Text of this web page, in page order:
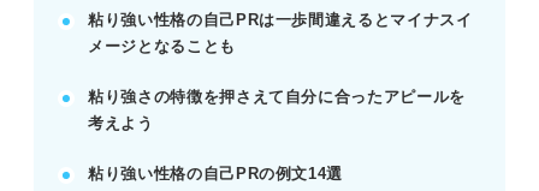
例：部活で県大会準優勝、営業で顧客獲得数増加な
ど。
記事の該当箇所を見る
「粘り強い」は注意点を知らないとマイナスイ
粘り強い性格の自己PRは一歩間違えるとマイナスイ
メージとなることも
粘り強さの特徴を押さえて自分に合ったアピールを
考えよう
粘り強い性格の自己PRの例文14選